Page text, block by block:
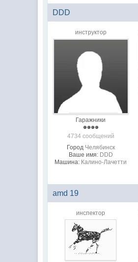
DDD
инструктор
Гаражники
4734 сообщений
Город Челябинск
Ваше имя: DDD
Машина: Калино-Лачетти
amd 19
инспектор